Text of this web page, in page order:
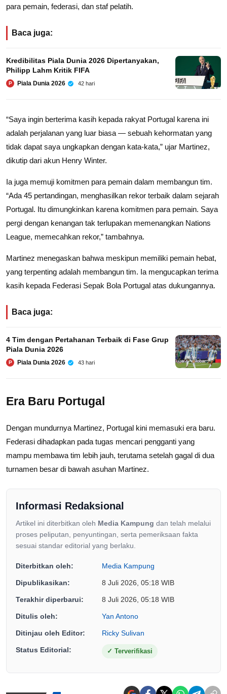
para pemain, federasi, dan staf pelatih.
Baca juga:
Kredibilitas Piala Dunia 2026 Dipertanyakan,
Philipp Lahm Kritik FIFA
P Piala Dunia 2026 42 hari
“Saya ingin berterima kasih kepada rakyat Portugal karena ini
adalah perjalanan yang luar biasa — sebuah kehormatan yang
tidak dapat saya ungkapkan dengan kata-kata,” ujar Martinez,
dikutip dari akun Henry Winter.
Ia juga memuji komitmen para pemain dalam membangun tim.
“Ada 45 pertandingan, menghasilkan rekor terbaik dalam sejarah
Portugal. Itu dimungkinkan karena komitmen para pemain. Saya
pergi dengan kenangan tak terlupakan memenangkan Nations
League, memecahkan rekor,” tambahnya.
Martinez menegaskan bahwa meskipun memiliki pemain hebat,
yang terpenting adalah membangun tim. Ia mengucapkan terima
kasih kepada Federasi Sepak Bola Portugal atas dukungannya.
Baca juga:
4 Tim dengan Pertahanan Terbaik di Fase Grup
Piala Dunia 2026
P Piala Dunia 2026 43 hari
Era Baru Portugal
Dengan mundurnya Martinez, Portugal kini memasuki era baru.
Federasi dihadapkan pada tugas mencari pengganti yang
mampu membawa tim lebih jauh, terutama setelah gagal di dua
turnamen besar di bawah asuhan Martinez.
Informasi Redaksional
Artikel ini diterbitkan oleh Media Kampung dan telah melalui
proses peliputan, penyuntingan, serta pemeriksaan fakta
sesuai standar editorial yang berlaku.
Diterbitkan oleh: Media Kampung
Dipublikasikan: 8 Juli 2026, 05:18 WIB
Terakhir diperbarui: 8 Juli 2026, 05:18 WIB
Ditulis oleh: Yan Antono
Ditinjau oleh Editor: Ricky Sulivan
Status Editorial: ✓ Terverifikasi